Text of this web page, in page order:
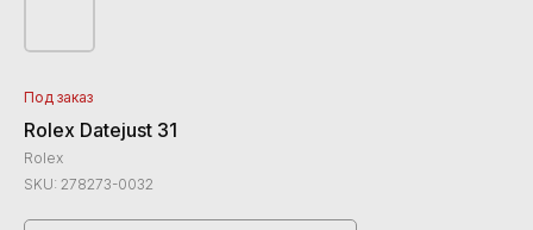
Под заказ
Rolex Datejust 31
Rolex
SKU: 278273-0032